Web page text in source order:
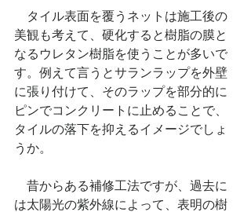
タイル表面を覆うネットは施工後の
美観も考えて、硬化すると樹脂の膜と
なるウレタン樹脂を使うことが多いで
す。例えて言うとサランラップを外壁
に張り付けて、そのラップを部分的に
ピンでコンクリートに止めることで、
タイルの落下を抑えるイメージでしょ
うか。
昔からある補修工法ですが、過去に
は太陽光の紫外線によって、表明の樹